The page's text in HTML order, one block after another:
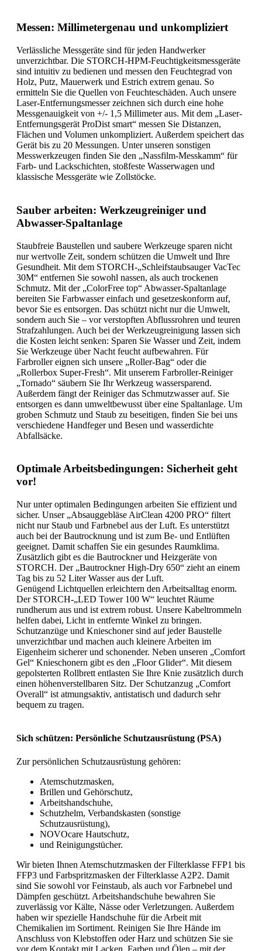
Messen: Millimetergenau und unkompliziert
Verlässliche Messgeräte sind für jeden Handwerker
unverzichtbar. Die STORCH-HPM-Feuchtigkeitsmessgeräte
sind intuitiv zu bedienen und messen den Feuchtegrad von
Holz, Putz, Mauerwerk und Estrich extrem genau. So
ermitteln Sie die Quellen von Feuchteschäden. Auch unsere
Laser-Entfernungsmesser zeichnen sich durch eine hohe
Messgenauigkeit von +/- 1,5 Millimeter aus. Mit dem „Laser-
Entfernungsgerät ProDist smart“ messen Sie Distanzen,
Flächen und Volumen unkompliziert. Außerdem speichert das
Gerät bis zu 20 Messungen. Unter unseren sonstigen
Messwerkzeugen finden Sie den „Nassfilm-Messkamm“ für
Farb- und Lackschichten, stoßfeste Wasserwagen und
klassische Messgeräte wie Zollstöcke.
Sauber arbeiten: Werkzeugreiniger und
Abwasser-Spaltanlage
Staubfreie Baustellen und saubere Werkzeuge sparen nicht
nur wertvolle Zeit, sondern schützen die Umwelt und Ihre
Gesundheit. Mit dem STORCH-„Schleifstaubsauger VacTec
30M“ entfernen Sie sowohl nassen, als auch trockenen
Schmutz. Mit der „ColorFree top“ Abwasser-Spaltanlage
bereiten Sie Farbwasser einfach und gesetzeskonform auf,
bevor Sie es entsorgen. Das schützt nicht nur die Umwelt,
sondern auch Sie – vor verstopften Abflussrohren und teuren
Strafzahlungen. Auch bei der Werkzeugreinigung lassen sich
die Kosten leicht senken: Sparen Sie Wasser und Zeit, indem
Sie Werkzeuge über Nacht feucht aufbewahren. Für
Farbroller eignen sich unsere „Roller-Bag“ oder die
„Rollerbox Super-Fresh“. Mit unserem Farbroller-Reiniger
„Tornado“ säubern Sie Ihr Werkzeug wassersparend.
Außerdem fängt der Reiniger das Schmutzwasser auf. Sie
entsorgen es dann umweltbewusst über eine Spaltanlage. Um
groben Schmutz und Staub zu beseitigen, finden Sie bei uns
verschiedene Handfeger und Besen und wasserdichte
Abfallsäcke.
Optimale Arbeitsbedingungen: Sicherheit geht
vor!
Nur unter optimalen Bedingungen arbeiten Sie effizient und
sicher. Unser „Absauggebläse AirClean 4200 PRO“ filtert
nicht nur Staub und Farbnebel aus der Luft. Es unterstützt
auch bei der Bautrocknung und ist zum Be- und Entlüften
geeignet. Damit schaffen Sie ein gesundes Raumklima.
Zusätzlich gibt es die Bautrockner und Heizgeräte von
STORCH. Der „Bautrockner High-Dry 650“ zieht an einem
Tag bis zu 52 Liter Wasser aus der Luft.
Genügend Lichtquellen erleichtern den Arbeitsalltag enorm.
Der STORCH-„LED Tower 100 W“ leuchtet Räume
rundherum aus und ist extrem robust. Unsere Kabeltrommeln
helfen dabei, Licht in entfernte Winkel zu bringen.
Schutzanzüge und Knieschoner sind auf jeder Baustelle
unverzichtbar und machen auch kleinere Arbeiten im
Eigenheim sicherer und schonender. Neben unseren „Comfort
Gel“ Knieschonern gibt es den „Floor Glider“. Mit diesem
gepolsterten Rollbrett entlasten Sie Ihre Knie zusätzlich durch
einen höhenverstellbaren Sitz. Der Schutzanzug „Comfort
Overall“ ist atmungsaktiv, antistatisch und dadurch sehr
bequem zu tragen.
Sich schützen: Persönliche Schutzausrüstung (PSA)
Zur persönlichen Schutzausrüstung gehören:
Atemschutzmasken,
Brillen und Gehörschutz,
Arbeitshandschuhe,
Schutzhelm, Verbandskasten (sonstige
Schutzausrüstung),
NOVOcare Hautschutz,
und Reinigungstücher.
Wir bieten Ihnen Atemschutzmasken der Filterklasse FFP1 bis
FFP3 und Farbspritzmasken der Filterklasse A2P2. Damit
sind Sie sowohl vor Feinstaub, als auch vor Farbnebel und
Dämpfen geschützt. Arbeitshandschuhe bewahren Sie
zuverlässig vor Kälte, Nässe oder Verletzungen. Außerdem
haben wir spezielle Handschuhe für die Arbeit mit
Chemikalien im Sortiment. Reinigen Sie Ihre Hände im
Anschluss von Klebstoffen oder Harz und schützen Sie sie
vor dem Kontakt mit Lacken, Farben und Ölen – mit der